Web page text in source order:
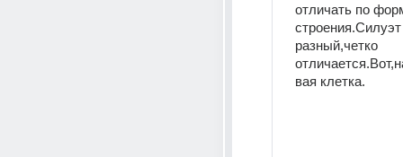
отличать по
разный,четко
вая клетка.